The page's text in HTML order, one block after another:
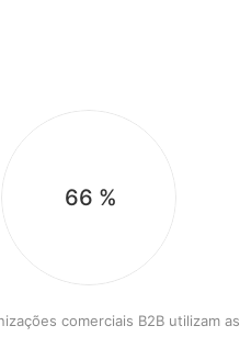
66 %
comerciais B2B utilizam as